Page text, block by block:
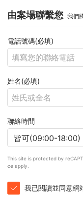
由案場聯繫您 我們
電話號碼(必填)
姓名(必填)
聯絡時間
This site is protected by
ce apply.
我已閱讀並同意網